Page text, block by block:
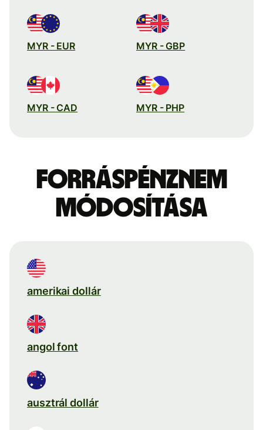
MYR - EUR MYR - GBP
MYR - CAD MYR - PHP
Forráspénznem
módosítása
amerikai dollár
angol font
ausztrál dollár